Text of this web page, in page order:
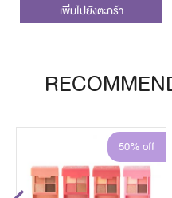
เพิ่มไปยังตะกร้า
50% off